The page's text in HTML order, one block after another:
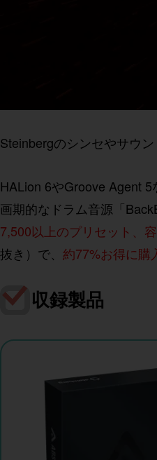
Steinbergのシンセやサウ
HALion 6やGroove Agent
画期的なドラム音源「
7,500以上のプリセット、
抜き）で、 約77%お得に購
収録製品